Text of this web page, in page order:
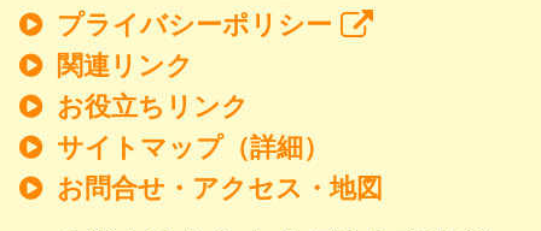
プライバシーポリシー
関連リンク
お役立ちリンク
サイトマップ（詳細）
お問合せ・アクセス・地図